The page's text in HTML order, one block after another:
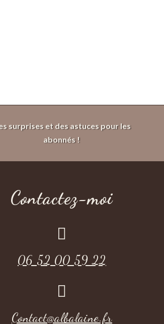
surprises et des astuces pour les
abonnés !
Contactez-moi

06 52 00 59 22

Contact@albalaine.fr